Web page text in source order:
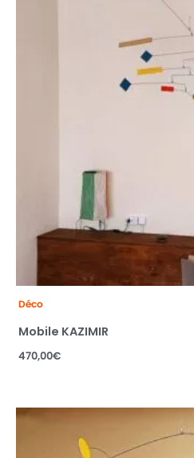
Déco
Mobile KAZIMIR
470,00€